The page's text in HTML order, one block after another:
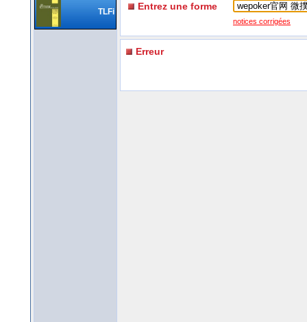
TLFi Entrez une forme
notices corrigées
Erreur